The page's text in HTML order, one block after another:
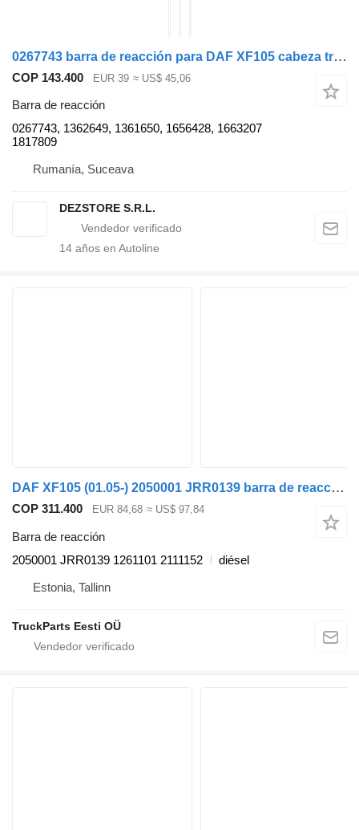
0267743 barra de reacción para DAF XF105 cabeza tractora
COP 143.400 EUR 39 ≈ US$ 45,06
Barra de reacción
0267743, 1362649, 1361650, 1656428, 1663207
1817809
Rumanía, Suceava
DEZSTORE S.R.L.
14 años en Autoline
DAF XF105 (01.05-) 2050001 JRR0139 barra de reacción para DAF XF95, XF105 (2001-2014) cabeza tractora
COP 311.400 EUR 84,68 ≈ US$ 97,84
Barra de reacción
2050001 JRR0139 1261101 2111152
diésel
Estonia, Tallinn
TruckParts Eesti OÜ